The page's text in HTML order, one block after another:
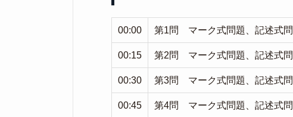
00:00 第1問 マーク式問題、記述式
00:15 第2問 マーク式問題、記述式
00:30 第3問 マーク式問題、記述式
00:45 第4問 マーク式問題、記述式